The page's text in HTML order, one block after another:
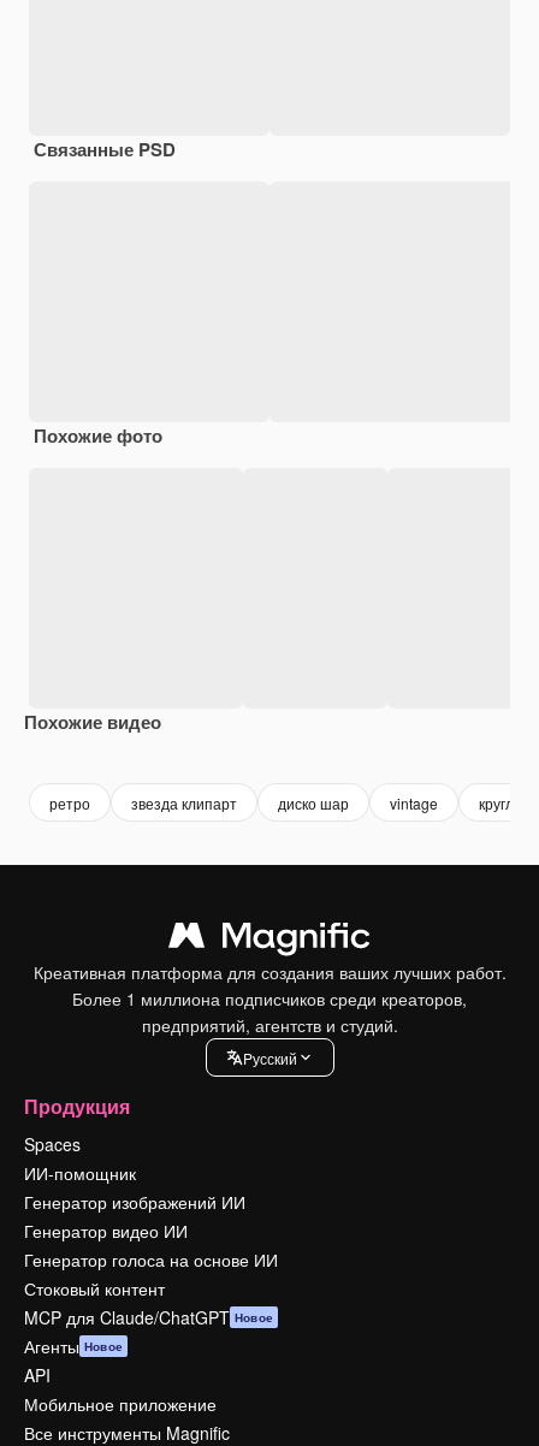
Связанные PSD
Похожие фото
Похожие видео
ретро звезда клипарт диско шар vintage круглый
Креативная платформа для создания ваших лучших работ.
Более 1 миллиона подписчиков среди креаторов,
предприятий, агентств и студий.
Pусский
Продукция
Spaces
ИИ-помощник
Генератор изображений ИИ
Генератор видео ИИ
Генератор голоса на основе ИИ
Стоковый контент
MCP для Claude/ChatGPT Новое
Агенты Новое
API
Мобильное приложение
Все инструменты Magnific